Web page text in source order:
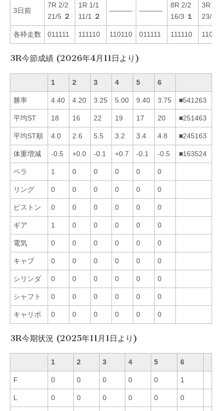
3日前
7R 2/2
21/5 ２
1R 1/1
11/1
２
———- ———-
8R 2/2
16/3 １
3R 5/4
23/5
各枠走数 011111 111110 110110 011111 111110
3R今節成績 (2026年4月11日より)
1 2 3 4 5 6
勝率 4.40 4.20 3.25 5.00 9.40 3.75 ■541263
平均ST 18 16 22 19 17 20 ■251463
平均ST順 4.0 2.6 5.5 3.2 3.4 4.8 ■245163
体重増減 -0.5 +0.0 -0.1 +0.7 -0.1 -0.5 ■163524
ペラ 1 0 0 0 0 0
リング 0 0 0 0 0 0
ピストン 0 0 0 0 0 0
ギア 1 0 0 0 0 0
電気 0 0 0 0 0 0
キャブ 0 0 0 0 0 0
シリンダ 0 0 0 0 0 0
シャフト 0 0 0 0 0 0
キャリボ 0 0 0 0 0 0
3R今期状況 (2025年11月1日より)
1 2 3 4 5 6
F 0 0 0 0 0 1
L 0 0 0 0 0 0